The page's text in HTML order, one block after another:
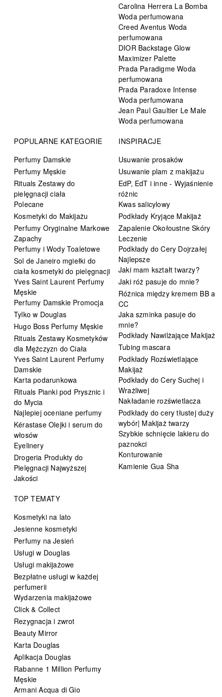
Carolina Herrera La Bomba
Woda perfumowana
Creed Aventus Woda
perfumowana
DIOR Backstage Glow
Maximizer Palette
Prada Paradigme Woda
perfumowana
Prada Paradoxe Intense
Woda perfumowana
Jean Paul Gaultier Le Male
Woda perfumowana
POPULARNE KATEGORIE
Perfumy Damskie
Perfumy Męskie
Rituals Zestawy do
pielęgnacji ciała
Polecane
Kosmetyki do Makijażu
Perfumy Oryginalne Markowe
Zapachy
Perfumy i Wody Toaletowe
Sol de Janeiro mgiełki do
ciała kosmetyki do pielęgnacji
Yves Saint Laurent Perfumy
Męskie
Perfumy Damskie Promocja
Tylko w Douglas
Hugo Boss Perfumy Męskie
Rituals Zestawy Kosmetyków
dla Mężczyzn do Ciała
Yves Saint Laurent Perfumy
Damskie
Karta podarunkowa
Rituals Pianki pod Prysznic i
do Mycia
Najlepiej oceniane perfumy
Kérastase Olejki i serum do
włosów
Eyelinery
Drogeria Produkty do
Pielęgnacji Najwyższej
Jakości
INSPIRACJE
Usuwanie prosaków
Usuwanie plam z makijażu
EdP, EdT i inne - Wyjaśnienie
różnic
Kwas salicylowy
Podkłady Kryjące Makijaż
Zapalenie Okołoustne Skóry
Leczenie
Podkłady do Cery Dojrzałej
Najlepsze
Jaki mam kształt twarzy?
Jaki róż pasuje do mnie?
Różnica między kremem BB a
CC
Jaka szminka pasuje do
mnie?
Podkłady Nawilżające Makijaż
Tubing mascara
Podkłady Rozświetlające
Makijaż
Podkłady do Cery Suchej i
Wrażliwej
Nakładanie rozświetlacza
Podkłady do cery tłustej duży
wybór| Makijaż twarzy
Szybkie schnięcie lakieru do
paznokci
Konturowanie
Kamienie Gua Sha
TOP TEMATY
Kosmetyki na lato
Jesienne kosmetyki
Perfumy na Jesień
Usługi w Douglas
Usługi makijażowe
Bezpłatne usługi w każdej
perfumerii
Wydarzenia makijażowe
Click & Collect
Rezygnacja i zwrot
Beauty Mirror
Karta Douglas
Aplikacja Douglas
Rabanne 1 Million Perfumy
Męskie
Armani Acqua di Gio